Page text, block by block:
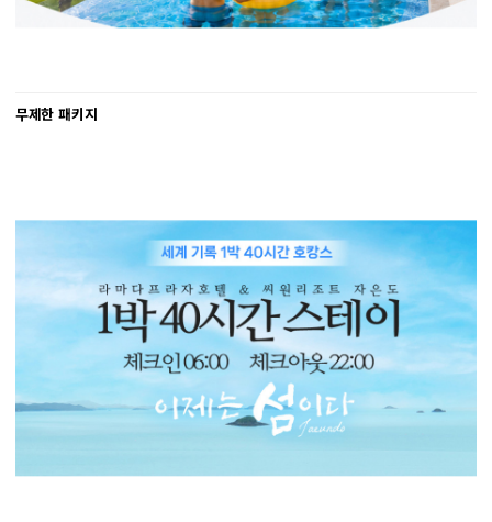
무제한 패키지